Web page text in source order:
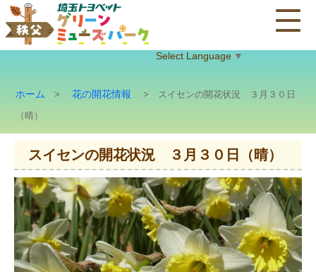
Select Language ▼
ホーム >花の開花情報 > スイセンの開花状況 ３月３０日
（晴）
スイセンの開花状況 ３月３０日（晴）